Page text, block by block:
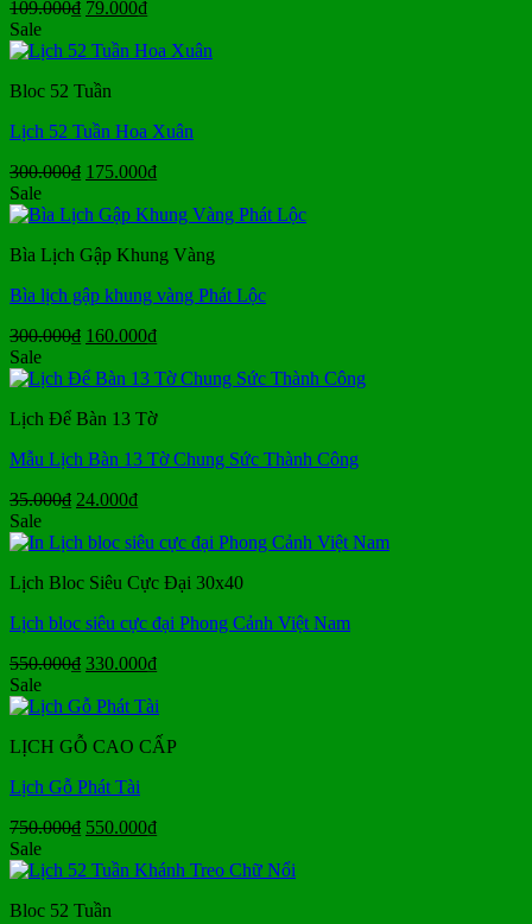
109.000₫ Giá
là:
79.000₫Giá
tại
Sale
Bloc 52 Tuần
Lịch 52 Tuần Hoa Xuân
300.000₫ Giá
là:
175.000₫Giá
tại
175.000₫.
Sale
Bìa Lịch Gập Khung Vàng
Bìa lịch gập khung vàng Phát Lộc
300.000₫ Giá
là:
160.000₫Giá
tại
160.000₫.
Sale
Lịch Để Bàn 13 Tờ
Mẫu Lịch Bàn 13 Tờ Chung Sức Thành Công
35.000₫ Giá
là:
24.000₫Giá
tại
24.000₫.
Sale
Lịch Bloc Siêu Cực Đại 30x40
Lịch bloc siêu cực đại Phong Cảnh Việt Nam
550.000₫ Giá
là:
330.000₫Giá
tại
330.000₫.
Sale
LỊCH GỖ CAO CẤP
Lịch Gỗ Phát Tài
750.000₫ Giá
là:
550.000₫Giá
tại
Sale
Bloc 52 Tuần